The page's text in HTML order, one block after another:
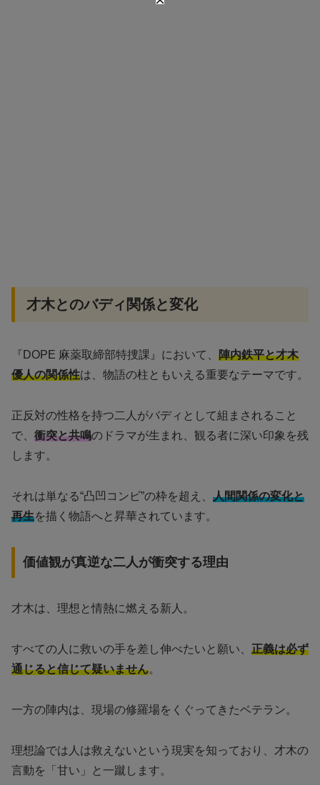
才木とのバディ関係と変化
『DOPE 麻薬取締部特捜課』において、 陣内鉄平と才木
優人の関係性は、物語の柱ともいえる重要なテーマです。
正反対の性格を持つ二人がバディとして組まされること
で、 衝突と共鳴のドラマが生まれ、観る者に深い印象を残
します。
それは単なる“凸凹コンビ”の枠を超え、 人間関係の変化と
再生を描く物語へと昇華されています。
価値観が真逆な二人が衝突する理由
才木は、理想と情熱に燃える新人。
すべての人に救いの手を差し伸べたいと願い、 正義は必ず
通じると信じて疑いません。
一方の陣内は、現場の修羅場をくぐってきたベテラン。
理想論では人は救えないという現実を知っており、才木の
言動を「甘い」と一蹴します。